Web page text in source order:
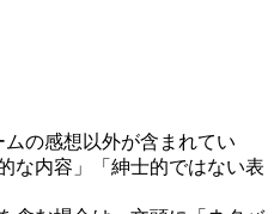
の感想以外が含まれてい
な内容」「紳士的ではない表